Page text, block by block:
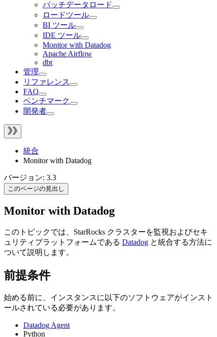
バッチデータロード
ロードツール
BI ツール
IDE ツール
Monitor with Datadog
Apache Airflow
dbt
管理
リファレンス
FAQ
ベンチマーク
開発者
統合
Monitor with Datadog
バージョン: 3.3
このページの見出し
Monitor with Datadog
このトピックでは、StarRocks クラスターを監視およびセキ
ュリティプラットフォームである Datadog と統合する方法に
ついて説明します。
前提条件
始める前に、インスタンスに以下のソフトウェアがインスト
ールされている必要があります。
Datadog Agent
Python